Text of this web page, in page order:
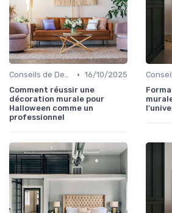
Conseils de Design d'Intérieur • 16/10/2025
Comment réussir une
décoration murale pour
Halloween comme un
professionnel